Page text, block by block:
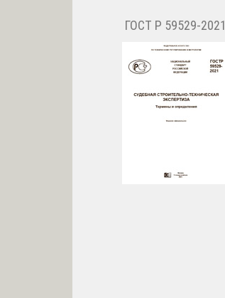
ГОСТ Р 59529-2021